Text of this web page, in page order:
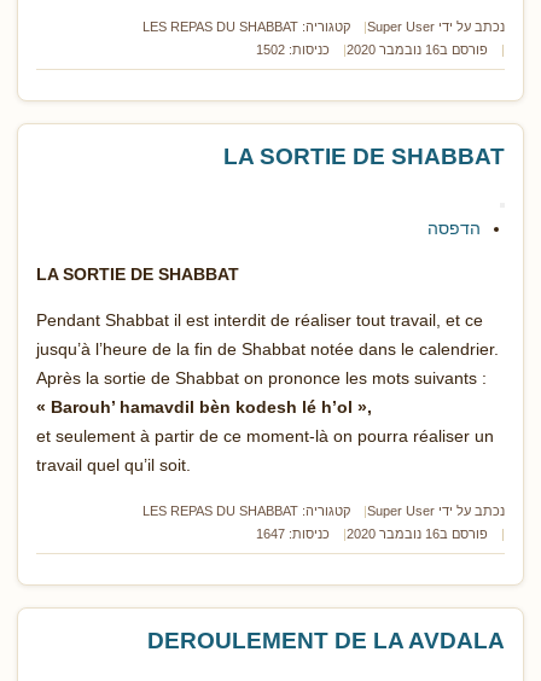
נכתב על ידי Super User קטגוריה: LES REPAS DU SHABBAT
פורסם ב16 נובמבר 2020
כניסות: 1502
LA SORTIE DE SHABBAT
הדפסה
LA SORTIE DE SHABBAT
Pendant Shabbat il est interdit de réaliser tout travail, et ce
jusqu’à l’heure de la fin de Shabbat notée dans le calendrier.
Après la sortie de Shabbat on prononce les mots suivants :
« Barouh’ hamavdil bèn kodesh lé h’ol »,
et seulement à partir de ce moment-là on pourra réaliser un
travail quel qu’il soit.
נכתב על ידי Super User קטגוריה: LES REPAS DU SHABBAT
פורסם ב16 נובמבר 2020
כניסות: 1647
DEROULEMENT DE LA AVDALA